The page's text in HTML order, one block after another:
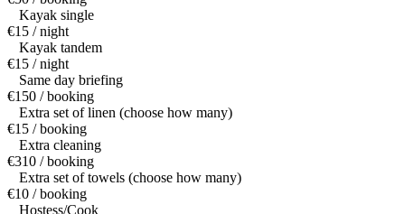
Kayak single
€15 / night
Kayak tandem
€15 / night
Same day briefing
€150 / booking
Extra set of linen (choose how many)
€15 / booking
Extra cleaning
€310 / booking
Extra set of towels (choose how many)
€10 / booking
Hostess/Cook